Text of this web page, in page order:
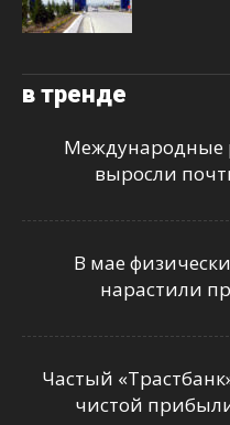
в тренде
Международные
выросли
В мае
нарастили
Частый
чистой